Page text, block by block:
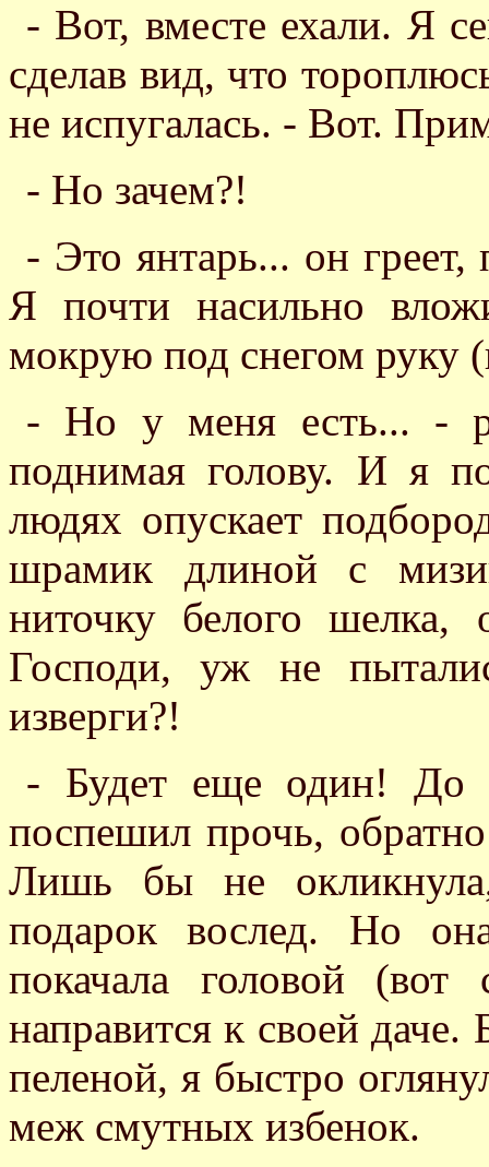
- Вот, вместе ехали. Я
сделав вид, что
не испугалась. - Вот.
- Но зачем?!
- Это янтарь... он греет,
Я почти насильно
мокрую под снегом руку
- Но у меня есть... -
поднимая голову. И я
людях опускает
шрамик длиной с
ниточку белого шелка,
Господи, уж не
изверги?!
- Будет еще один! До
поспешил прочь,
Лишь бы не
подарок вослед. Но
покачала головой
направится к своей
пеленой, я быстро
меж смутных избенок.